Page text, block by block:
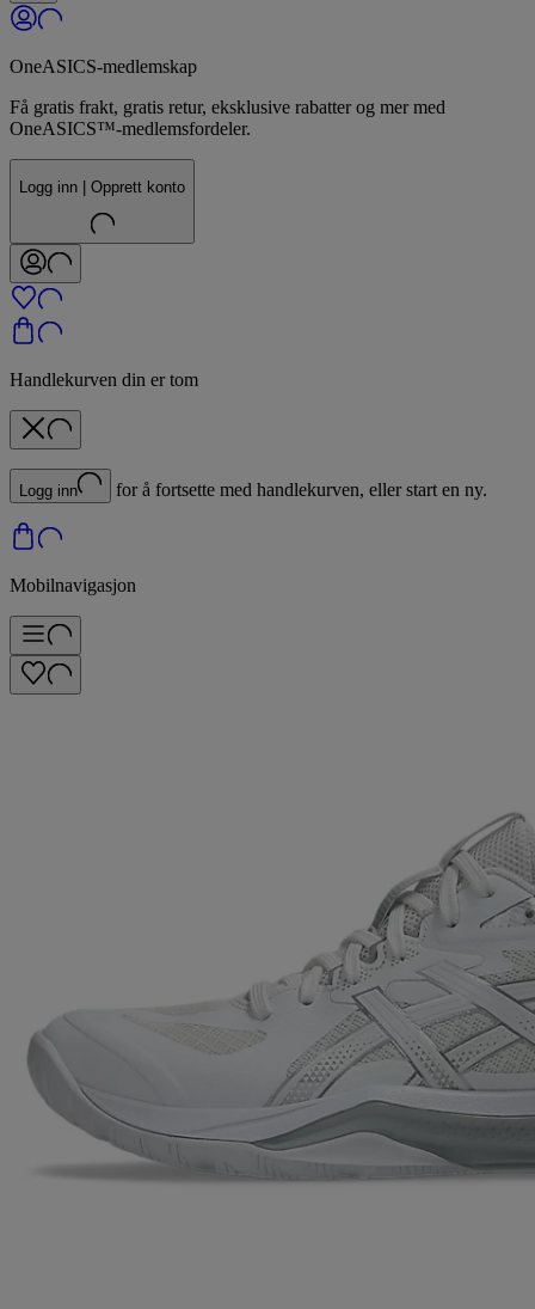
OneASICS-medlemskap
Få gratis frakt, gratis retur, eksklusive rabatter og mer med
OneASICS™-medlemsfordeler.
Logg inn | Opprett konto
Handlekurven din er tom
Logg inn for å fortsette med handlekurven, eller start en ny.
Mobilnavigasjon